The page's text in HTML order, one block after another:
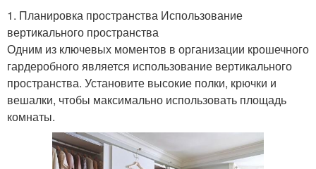
1. Планировка пространства Использование
вертикального пространства
Одним из ключевых моментов в организации крошечного
гардеробного является использование вертикального
пространства. Установите высокие полки, крючки и
вешалки, чтобы максимально использовать площадь
комнаты.